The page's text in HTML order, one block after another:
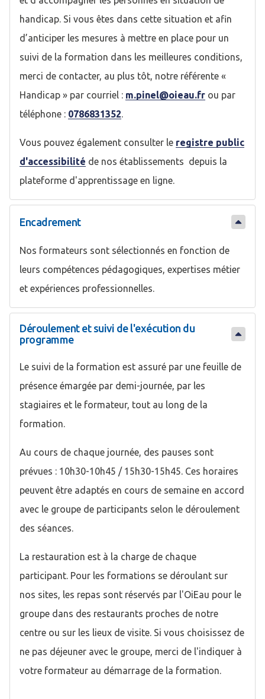
handicap. Si vous êtes dans cette situation et afin
d’anticiper les mesures à mettre en place pour un
suivi de la formation dans les meilleures conditions,
merci de contacter, au plus tôt, notre référente «
Handicap » par courriel : m.pinel@oieau.fr ou par
téléphone : 0786831352.
Vous pouvez également consulter le registre public
d'accessibilité de nos établissements depuis la
plateforme d'apprentissage en ligne.
Encadrement
Nos formateurs sont sélectionnés en fonction de
leurs compétences pédagogiques, expertises métier
et expériences professionnelles.
Déroulement et suivi de l'exécution du
programme
Le suivi de la formation est assuré par une feuille de
présence émargée par demi-journée, par les
stagiaires et le formateur, tout au long de la
formation.
Au cours de chaque journée, des pauses sont
prévues : 10h30-10h45 / 15h30-15h45. Ces horaires
peuvent être adaptés en cours de semaine en accord
avec le groupe de participants selon le déroulement
des séances.
La restauration est à la charge de chaque
participant. Pour les formations se déroulant sur
nos sites, les repas sont réservés par l'OiEau pour le
groupe dans des restaurants proches de notre
centre ou sur les lieux de visite. Si vous choisissez de
ne pas déjeuner avec le groupe, merci de l'indiquer à
votre formateur au démarrage de la formation.